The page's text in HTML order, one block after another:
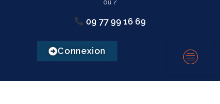
où ?
09 77 99 16 69
Connexion